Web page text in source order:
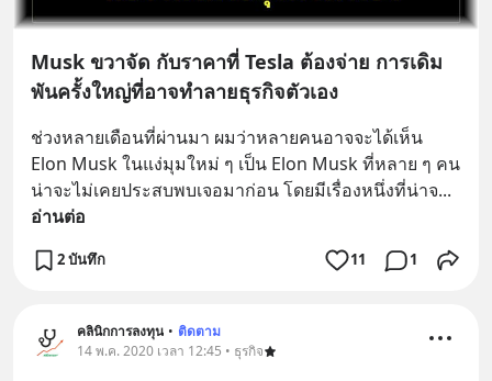
Musk ขวาจัด กับราคาที่ Tesla ต้องจ่าย การเดิม
พันครั้งใหญ่ที่อาจทำลายธุรกิจตัวเอง
ช่วงหลายเดือนที่ผ่านมา ผมว่าหลายคนอาจจะได้เห็น
Elon Musk ในแง่มุมใหม่ ๆ เป็น Elon Musk ที่หลาย ๆ คน
น่าจะไม่เคยประสบพบเจอมาก่อน โดยมีเรื่องหนึ่งที่น่าจ
อ่านต่อ
2 บันทึก 11 1
คลินิกการลงทุน • ติดตาม
14 พ.ค. 2020 เวลา 12:45 • ธุรกิจ